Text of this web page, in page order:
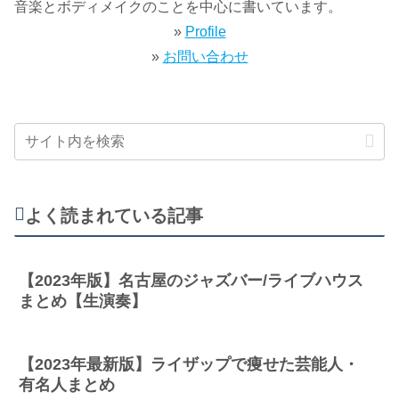
音楽とボディメイクのことを中心に書いています。
» Profile
» お問い合わせ
よく読まれている記事
【2023年版】名古屋のジャズバー/ライブハウス
まとめ【生演奏】
【2023年最新版】ライザップで痩せた芸能人・
有名人まとめ